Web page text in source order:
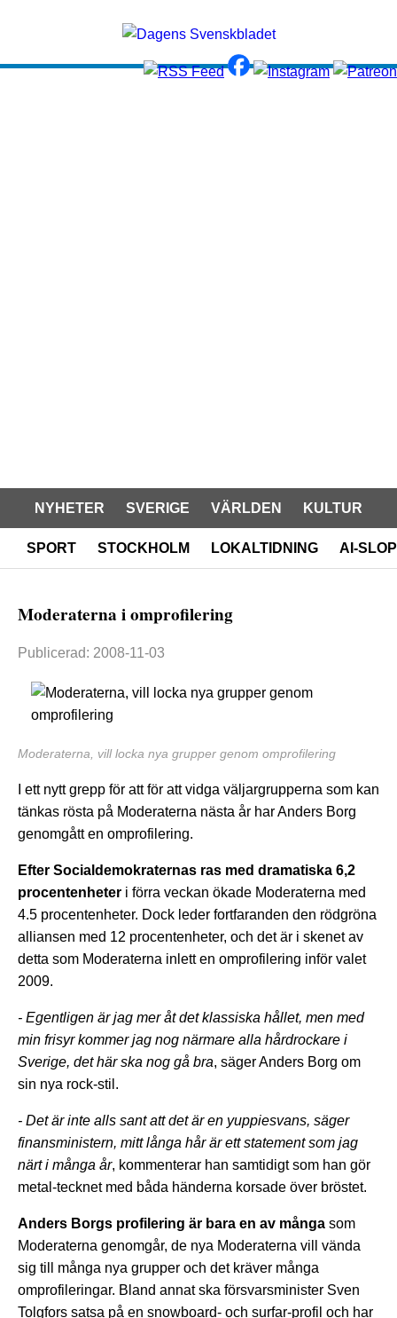
NYHETER SVERIGE VÄRLDEN KULTUR
SPORT STOCKHOLM LOKALTIDNING AI-SLOP
Moderaterna i omprofilering
Publicerad: 2008-11-03
Moderaterna, vill locka nya grupper genom omprofilering
I ett nytt grepp för att för att vidga väljargrupperna som kan
tänkas rösta på Moderaterna nästa år har Anders Borg
genomgått en omprofilering.
Efter Socialdemokraternas ras med dramatiska 6,2
procentenheter i förra veckan ökade Moderaterna med
4.5 procentenheter. Dock leder fortfaranden den rödgröna
alliansen med 12 procentenheter, och det är i skenet av
detta som Moderaterna inlett en omprofilering inför valet
2009.
- Egentligen är jag mer åt det klassiska hållet, men med
min frisyr kommer jag nog närmare alla hårdrockare i
Sverige, det här ska nog gå bra, säger Anders Borg om
sin nya rock-stil.
- Det är inte alls sant att det är en yuppiesvans, säger
finansministern, mitt långa hår är ett statement som jag
närt i många år, kommenterar han samtidigt som han gör
metal-tecknet med båda händerna korsade över bröstet.
Anders Borgs profilering är bara en av många som
Moderaterna genomgår, de nya Moderaterna vill vända
sig till många nya grupper och det kräver många
omprofileringar. Bland annat ska försvarsminister Sven
Tolgfors satsa på en snowboard- och surfar-profil och har